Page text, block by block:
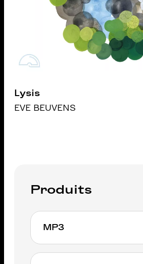
Lysis
EVE BEUVENS
Produits
MP3